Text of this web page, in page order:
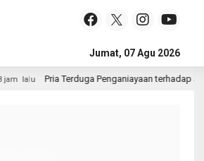
Jumat, 07 Agu 2026
terhadap Seorang Wanita di Medan